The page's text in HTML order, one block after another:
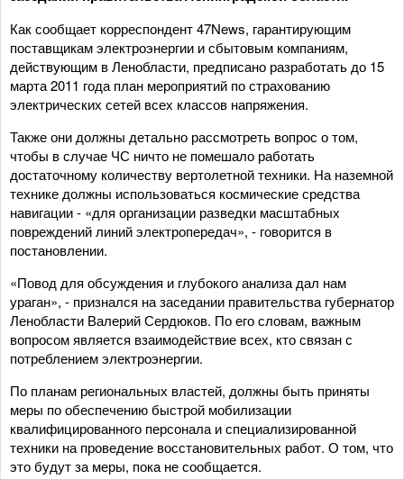
Как сообщает корреспондент 47News, гарантирующим
поставщикам электроэнергии и сбытовым компаниям,
действующим в Ленобласти, предписано разработать до 15
марта 2011 года план мероприятий по страхованию
электрических сетей всех классов напряжения.
Также они должны детально рассмотреть вопрос о том,
чтобы в случае ЧС ничто не помешало работать
достаточному количеству вертолетной техники. На наземной
технике должны использоваться космические средства
навигации - «для организации разведки масштабных
повреждений линий электропередач», - говорится в
постановлении.
«Повод для обсуждения и глубокого анализа дал нам
ураган», - признался на заседании правительства губернатор
Ленобласти Валерий Сердюков. По его словам, важным
вопросом является взаимодействие всех, кто связан с
потреблением электроэнергии.
По планам региональных властей, должны быть приняты
меры по обеспечению быстрой мобилизации
квалифицированного персонала и специализированной
техники на проведение восстановительных работ. О том, что
это будут за меры, пока не сообщается.